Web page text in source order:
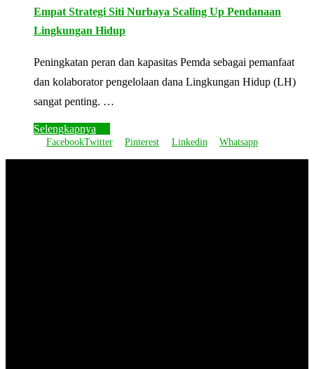
Empat Strategi Siti Nurbaya Scaling Up Pendanaan
Lingkungan Hidup
Peningkatan peran dan kapasitas Pemda sebagai pemanfaat
dan kolaborator pengelolaan dana Lingkungan Hidup (LH)
sangat penting. …
Selengkapnya
FacebookTwitter Pinterest Linkedin Whatsapp